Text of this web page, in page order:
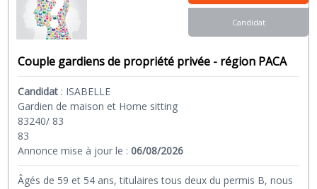
Couple gardiens de propriété privée - région PACA
Candidat : ISABELLE
Gardien de maison et Home sitting
83240/ 83
83
Annonce mise à jour le :06/08/2026
Âgés de 59 et 54 ans, titulaires tous deux du permis B, nous
Candidat